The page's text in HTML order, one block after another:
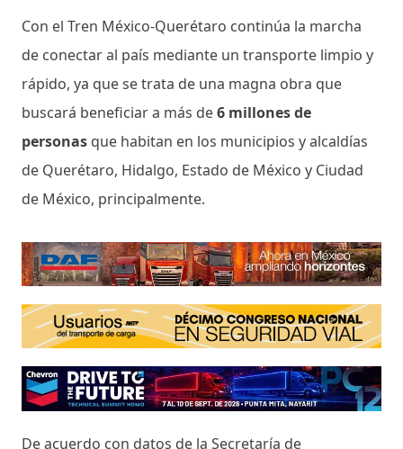
Con el Tren México-Querétaro continúa la marcha
de conectar al país mediante un transporte limpio y
rápido, ya que se trata de una magna obra que
buscará beneficiar a más de6 millones de
personas que habitan en los municipios y alcaldías
de Querétaro, Hidalgo, Estado de México y Ciudad
de México, principalmente.
De acuerdo con datos de la Secretaría de